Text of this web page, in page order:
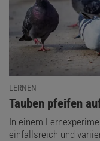
LERNEN
:
Tauben pfeifen
In einem
einfallsreich und